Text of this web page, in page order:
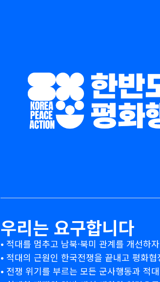
우리는 요구합니다
• 적대를 멈추고 남북·북미 관계를 개선하자
• 적대의 근원인 한국전쟁을 끝내고 평화
• 전쟁 위기를 부르는 모든 군사행동과 적